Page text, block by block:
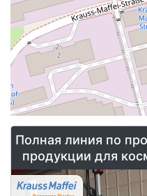
Полная линия по
продукции для
банки, бутылки,